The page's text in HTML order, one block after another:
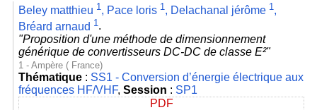
Beley matthieu 1, Pace loris 1, Delachanal jérôme 1,
Bréard arnaud 1.
"Proposition d'une méthode de dimensionnement
générique de convertisseurs DC-DC de classe E²"
1 - Ampère ( France)
Thématique: SS1 - Conversion d’énergie électrique aux
fréquences HF/VHF, Session : SP1
PDF